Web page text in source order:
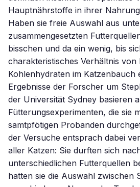
Hauptnährstoffe in ihrer
Haben sie freie Auswahl aus
zusammengesetzten
bisschen und da ein wenig, bis
charakteristisches Verhältnis von
Kohlenhydraten im Katzenbauch
Ergebnisse der Forscher um
der Universität Sydney basieren
Fütterungsexperimenten, die sie
samtpfötigen Probanden
der Versuche entsprach dabei
aller Katzen: Sie durften sich
unterschiedlichen Futterquellen
hatten sie die Auswahl zwischen